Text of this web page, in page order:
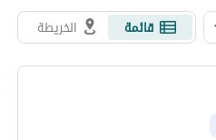
قائمة الخريطة